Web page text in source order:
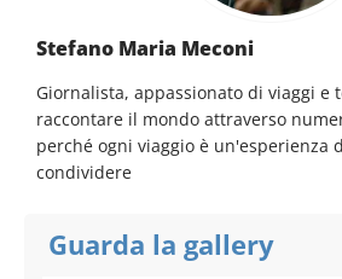
Stefano Maria Meconi
Giornalista, appassionato di viaggi e
raccontare il mondo attraverso
perché ogni viaggio è un'esperienza
condividere
Guarda la gallery